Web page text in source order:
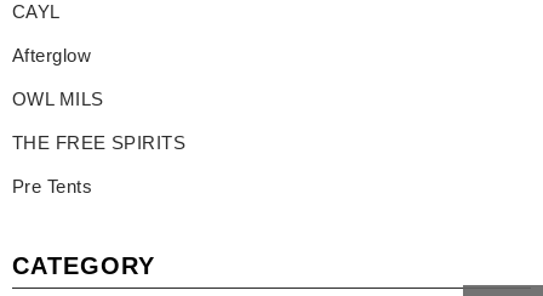
CAYL
Afterglow
OWL MILS
THE FREE SPIRITS
Pre Tents
CATEGORY